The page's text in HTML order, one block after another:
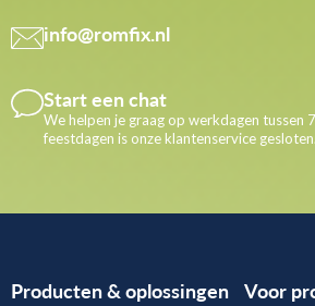
info@romfix.nl
Start een chat
We helpen je graag op werkdagen tussen
feestdagen is onze klantenservice gesloten.
Producten & oplossingen Voor